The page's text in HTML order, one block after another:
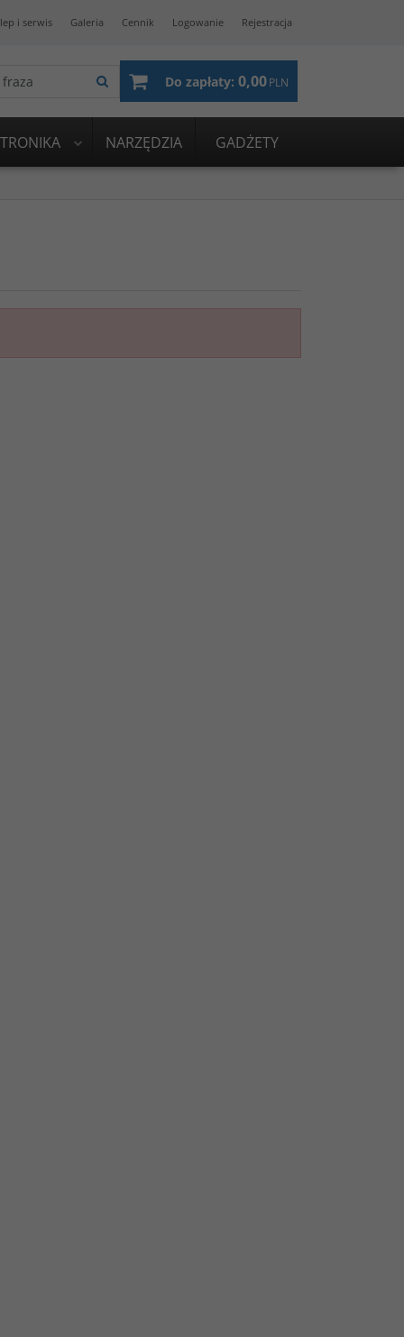
i serwis Galeria Cennik Logowanie Rejestracja
Do zapłaty: 0,00PLN
NARZĘDZIA GADŻETY